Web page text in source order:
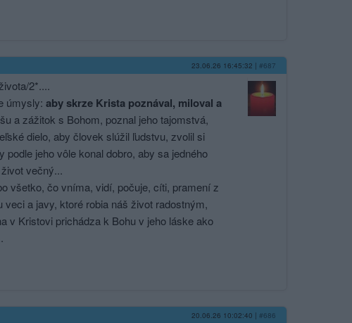
23.06.26 16:45:32 | #687
2*....
úmysly: aby skrze Krista poznával, miloval a
a zážitok s Bohom, poznal jeho tajomstvá,
dielo, aby človek slúžil ľudstvu, zvolil si
jeho vôle konal dobro, aby sa jedného
večný...
všetko, čo vníma, vidí, počuje, cíti, pramení z
a javy, ktoré robia náš život radostným,
v Kristovi prichádza k Bohu v jeho láske ako
20.06.26 10:02:40 | #686